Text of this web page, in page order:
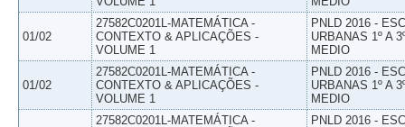
01/02
27582C0201L-MATEMÁTICA -
CONTEXTO & APLICAÇÕES -
VOLUME 1
PNLD 2016 -
URBANAS 1º A
MEDIO
01/02
27582C0201L-MATEMÁTICA -
CONTEXTO & APLICAÇÕES -
VOLUME 1
PNLD 2016 -
URBANAS 1º A
MEDIO
27582C0201L-MATEMÁTICA -
PNLD 2016 -